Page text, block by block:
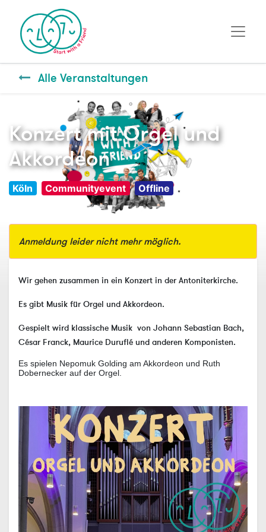
Alle Veranstaltungen
Konzert mit Orgel und
Akkordeon
Köln Communityevent Offline
Anmeldung leider nicht mehr möglich.
Wir gehen zusammen in ein Konzert in der Antoniterkirche.
Es gibt Musik für Orgel und Akkordeon.
Gespielt wird klassische Musik von Johann Sebastian Bach,
César Franck, Maurice Duruflé und anderen Komponisten.
Es spielen Nepomuk Golding am Akkordeon und Ruth
Dobernecker auf der Orgel.